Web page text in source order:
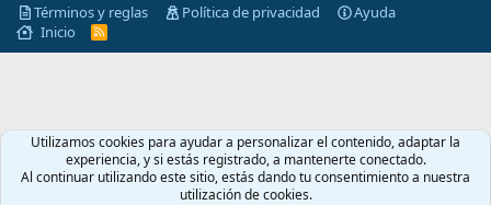
Términos y reglas
Política de privacidad
Ayuda
Inicio
R
S
Utilizamos cookies para ayudar a personalizar el contenido, adaptar la
experiencia, y si estás registrado, a mantenerte conectado.
Al continuar utilizando este sitio, estás dando tu consentimiento a nuestra
utilización de cookies.